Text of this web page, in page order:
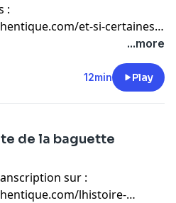
:
et-si-certaines-
...more
12min Play
de la baguette
sur :
lhistoire-